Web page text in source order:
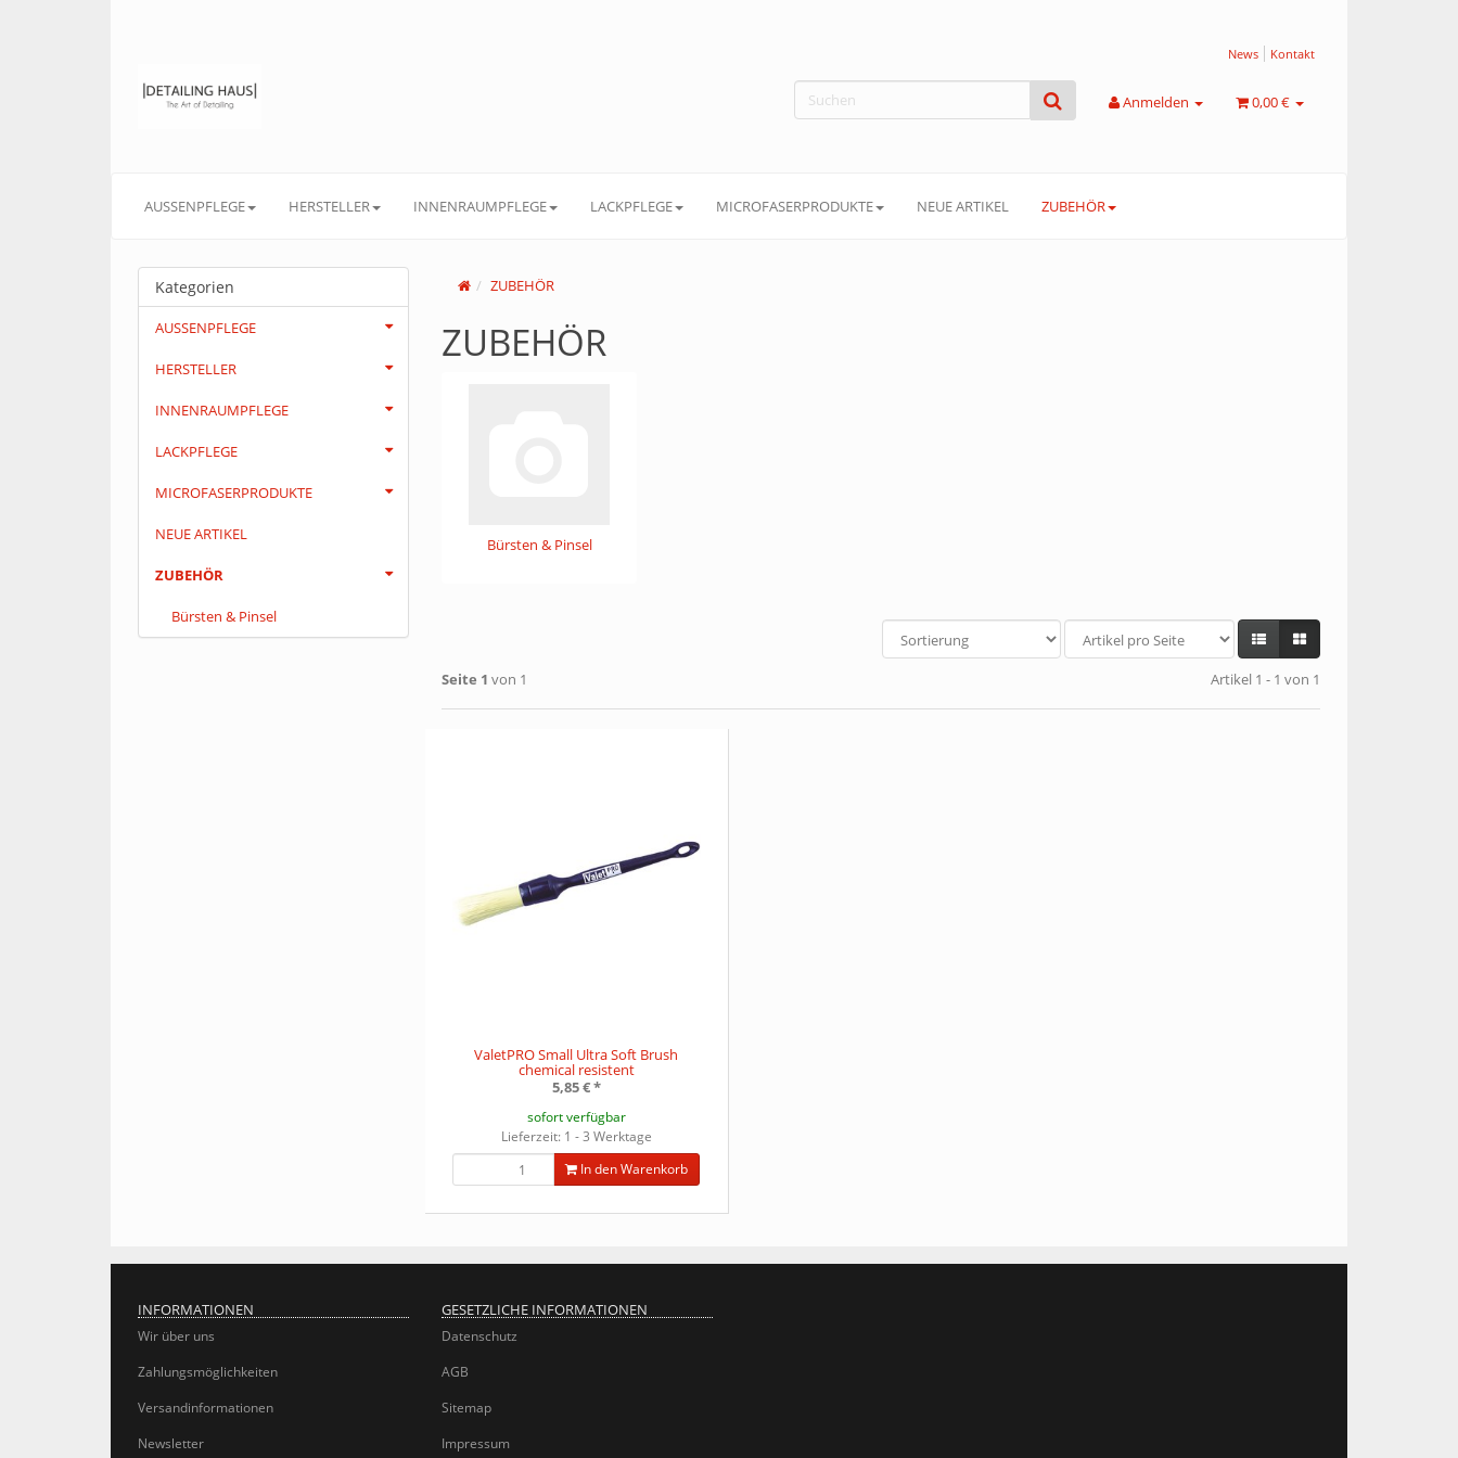
News Kontakt
Anmelden 0,00 €
AUSSENPFLEGE HERSTELLER INNENRAUMPFLEGE LACKPFLEGE MICROFASERPRODUKTE NEUE ARTIKEL ZUBEHÖR
ZUBEHÖR
ZUBEHÖR
Bürsten & Pinsel
Seite 1 von 1 Artikel 1 - 1 von 1
ValetPRO Small Ultra Soft Brush
chemical resistent
5,85 €*
sofort verfügbar
Lieferzeit: 1 - 3 Werktage
In den Warenkorb
Kategorien
AUSSENPFLEGE
HERSTELLER
INNENRAUMPFLEGE
LACKPFLEGE
MICROFASERPRODUKTE
NEUE ARTIKEL
ZUBEHÖR
Bürsten & Pinsel
INFORMATIONEN
Wir über uns
Zahlungsmöglichkeiten
Versandinformationen
Newsletter
GESETZLICHE INFORMATIONEN
Datenschutz
AGB
Sitemap
Impressum